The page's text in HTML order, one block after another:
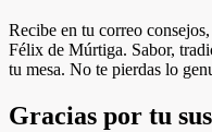
Recibe en tu correo
Félix de Múrtiga. Sabor,
tu mesa. No te pierdas lo
Gracias por tu